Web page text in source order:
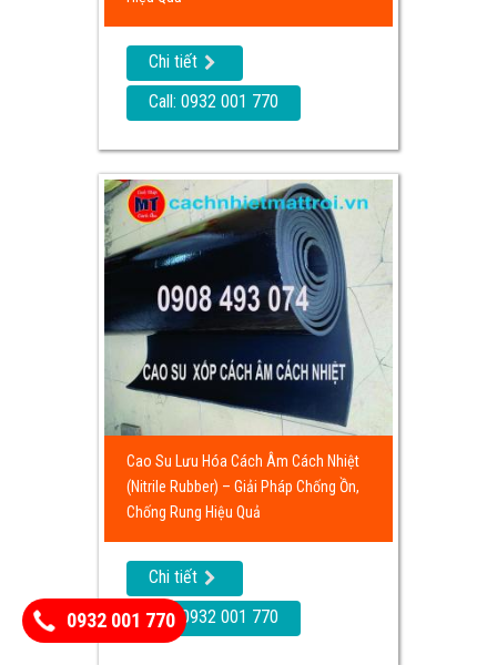
Chi tiết
Call: 0932 001 770
Cao Su Lưu Hóa Cách Âm Cách Nhiệt
(Nitrile Rubber) – Giải Pháp Chống Ồn,
Chống Rung Hiệu Quả
Chi tiết
Call: 0932 001 770
0932 001 770